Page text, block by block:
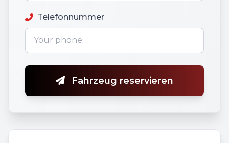
Telefonnummer
Fahrzeug reservieren